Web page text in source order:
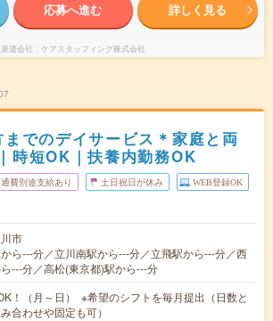
応募へ進む 詳しく見る
派遣会社 ケアスタッフィング株式会社
までのデイサービス＊家庭と両
時短OK｜扶養内勤務OK
費別途支給あり 土日祝日が休み WEB登録OK
市
ら---分／立川南駅から---分／立飛駅から---分／西
---分／高松(東京都)駅から---分
！（月～日） ※希望のシフトを毎月提出（日数と
合わせや固定も可）